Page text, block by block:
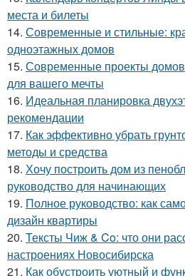
места и билеты
14. Современные и стильные:
одноэтажных домов
15. Современные проекты
для вашего мечты
16. Идеальная планировка
рекомендации
17. Как эффективно убрать
методы и средства
18. Хочу построить дом из
руководство для начинающих
19. Полное руководство: как
дизайн квартиры
20. Тексты Чиж & Co: что они
настроениях Новосибирска
21. Как обустроить уютный и